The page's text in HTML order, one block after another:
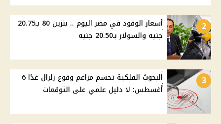
2
أسعار الوقود في مصر اليوم .. بنزين 80 بـ20.75
جنيه والسولار بـ20.50 جنيه
3
البحوث الفلكية تحسم مزاعم وقوع زلزال غدًا 6
أغسطس: لا دليل علمي على التوقعات